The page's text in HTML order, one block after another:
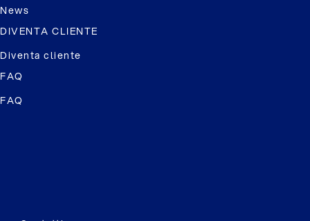
News
DIVENTA CLIENTE
Diventa cliente
FAQ
FAQ